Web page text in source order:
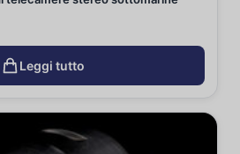
Leggi tutto